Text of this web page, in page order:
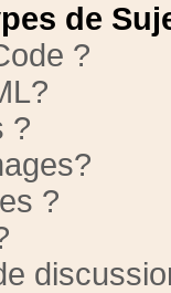
de
?
?
?